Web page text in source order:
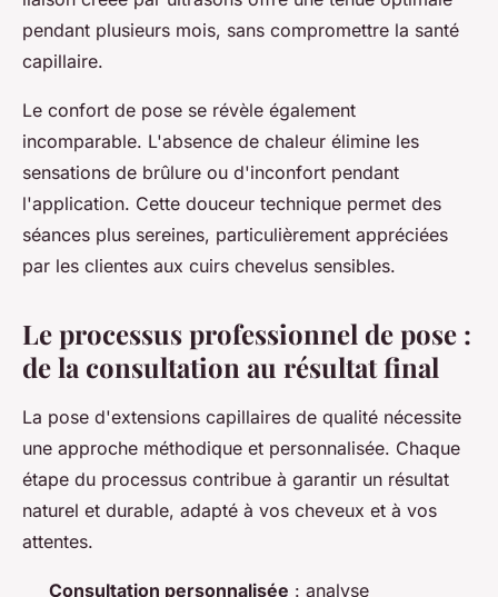
pendant plusieurs mois, sans compromettre la santé
capillaire.
Le confort de pose se révèle également
incomparable. L'absence de chaleur élimine les
sensations de brûlure ou d'inconfort pendant
l'application. Cette douceur technique permet des
séances plus sereines, particulièrement appréciées
par les clientes aux cuirs chevelus sensibles.
Le processus professionnel de pose :
de la consultation au résultat final
La pose d'extensions capillaires de qualité nécessite
une approche méthodique et personnalisée. Chaque
étape du processus contribue à garantir un résultat
naturel et durable, adapté à vos cheveux et à vos
attentes.
Consultation personnalisée : analyse